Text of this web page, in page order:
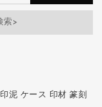
索>
泥 ケース 印材 篆刻